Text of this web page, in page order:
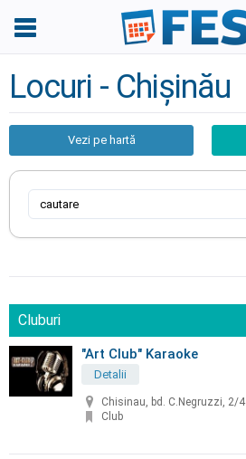
Locuri - Chișinău
Vezi pe hartă
cautare
Cluburi
"Art Club" Karaoke
Detalii
Chisinau, bd. C.Negruzzi, 2/4
Club